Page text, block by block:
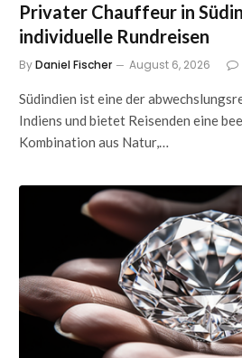
Privater Chauffeur in
individuelle Rundreisen
ByDaniel Fischer August 6, 2026
Südindien ist eine der
Indiens und bietet Reisenden eine
Kombination aus Natur,…